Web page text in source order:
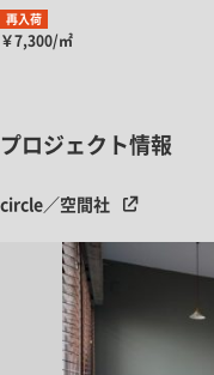
再入荷
￥7,300/㎡
プロジェクト情報
circle／空間社